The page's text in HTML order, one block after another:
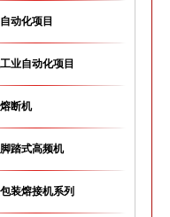
动化项目
业自动化项目
断机
踏式高频机
装熔接机系列